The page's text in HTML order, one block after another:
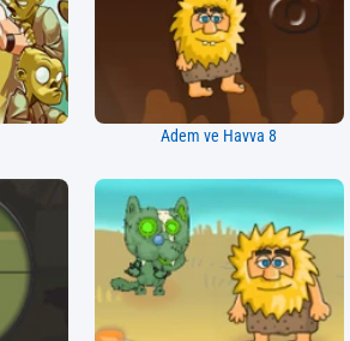
Adem ve Havva 8